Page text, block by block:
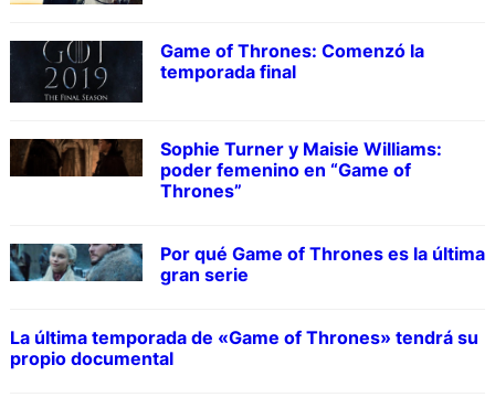
Game of Thrones: Comenzó la
temporada final
Sophie Turner y Maisie Williams:
poder femenino en “Game of
Thrones”
Por qué Game of Thrones es la última
gran serie
La última temporada de «Game of Thrones» tendrá su
propio documental